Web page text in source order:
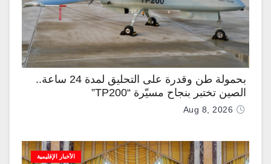
بحمولة طن وقدرة على التحليق لمدة 24 ساعة..
الصين تختبر بنجاح مسيّرة “TP200”
Aug 8, 2026
الأخبار الإقليمية